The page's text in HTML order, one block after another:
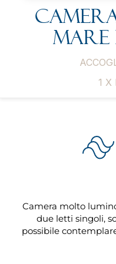
1 X
Camera molto
due letti singoli,
possibile